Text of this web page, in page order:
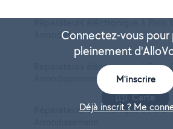
Arrondissement
Réparateurs éléctronique à Paris
Arrondissement
Réparateurs éléctronique à Paris
Carte
Connectez-vous
pleinement
M'inscrire
Déjà inscrit ? Me